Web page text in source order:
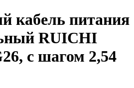
кабель питания
RUICHI
с шагом 2,54